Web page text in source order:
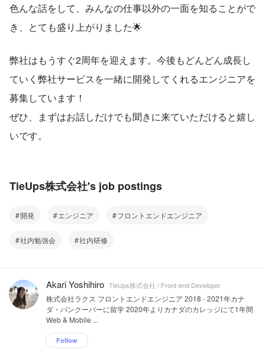
色んな話をして、みんなの仕事以外の一面を知ることがで
き、とても盛り上がりました🌟
弊社はもうすぐ2周年を迎えます。今後もどんどん成長し
ていく弊社サービスを一緒に開発してくれるエンジニアを
募集しています！
ぜひ、まずはお話しだけでも聞きに来ていただけると嬉し
いです。
TieUps株式会社's job postings
開発 エンジニア フロントエンドエンジニア
社内勉強会 社内研修
Akari Yoshihiro TieUps株式会社 / Front-end Developer
株式会社ラクス フロントエンドエンジニア 2018 - 2021年カナ
ダ・バンクーバーに留学 2020年よりカナダのカレッジにて1年間
Web & Mobile ...
Follow